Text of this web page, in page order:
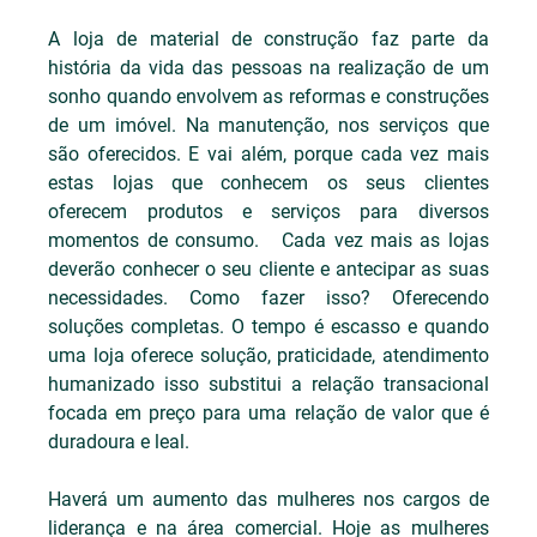
A loja de material de construção faz parte da
história da vida das pessoas na realização de um
sonho quando envolvem as reformas e construções
de um imóvel. Na manutenção, nos serviços que
são oferecidos. E vai além, porque cada vez mais
estas lojas que conhecem os seus clientes
oferecem produtos e serviços para diversos
momentos de consumo.   Cada vez mais as lojas
deverão conhecer o seu cliente e antecipar as suas
necessidades. Como fazer isso? Oferecendo
soluções completas. O tempo é escasso e quando
uma loja oferece solução, praticidade, atendimento
humanizado isso substitui a relação transacional
focada em preço para uma relação de valor que é
duradoura e leal.
Haverá um aumento das mulheres nos cargos de
liderança e na área comercial. Hoje as mulheres